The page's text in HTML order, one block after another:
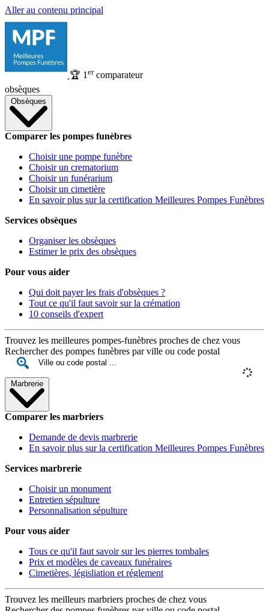
Aller au contenu principal
🏆 1 ercomparateur
obsèques
Obsèques
Comparer les pompes funèbres
Choisir une pompe funèbre
Choisir un crematorium
Choisir un funérarium
Choisir un cimetière
En savoir plus sur la certification Meilleures Pompes Funèbres
Services obsèques
Organiser les obsèques
Estimer le prix des obsèques
Pour vous aider
Qui doit payer les frais d'obsèques ?
Tout ce qu'il faut savoir sur la crémation
10 conseils d'expert
Trouvez les meilleures pompes-funèbres proches de chez vous
Rechercher des pompes funèbres par ville ou code postal
Marbrerie
Comparer les marbriers
Demande de devis marbrerie
En savoir plus sur la certification Meilleures Pompes Funèbres
Services marbrerie
Choisir un monument
Entretien sépulture
Personnalisation sépulture
Pour vous aider
Tous ce qu'il faut savoir sur les pierres tombales
Prix et modèles de caveaux funéraires
Cimetières, législiation et réglement
Trouvez les meilleurs marbriers proches de chez vous